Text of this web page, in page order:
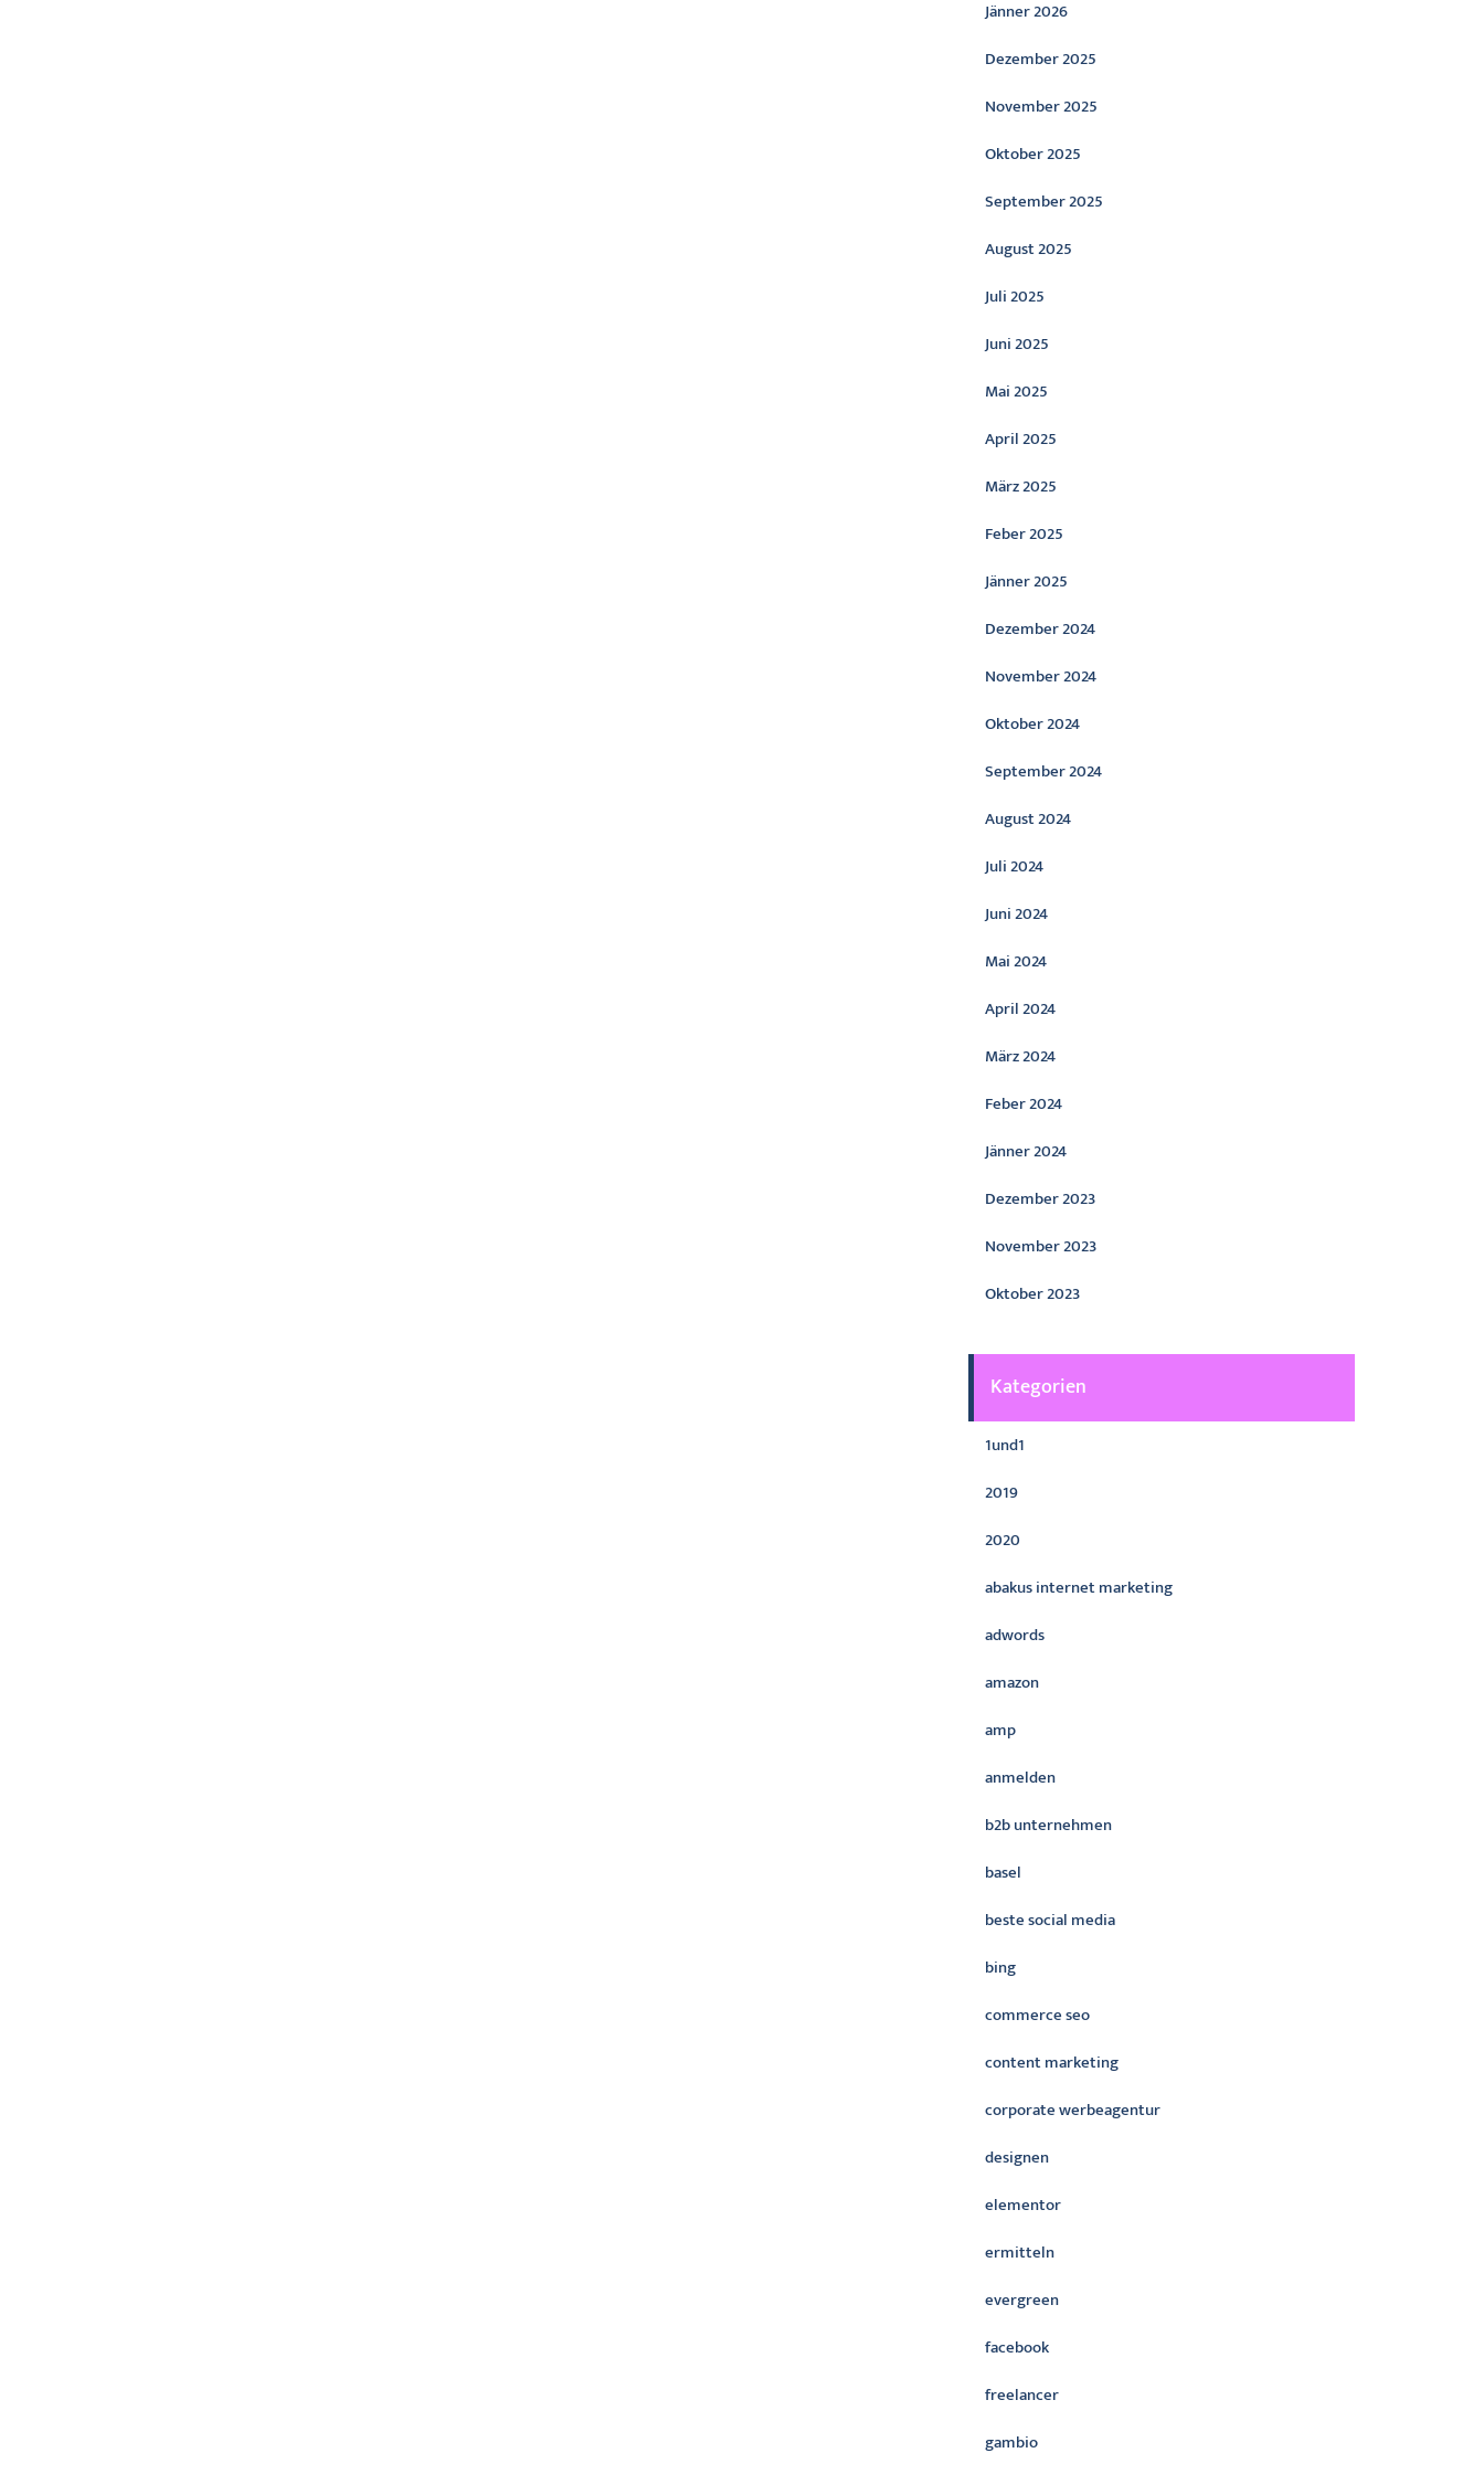
Jänner 2026
Dezember 2025
November 2025
Oktober 2025
September 2025
August 2025
Juli 2025
Juni 2025
Mai 2025
April 2025
März 2025
Feber 2025
Jänner 2025
Dezember 2024
November 2024
Oktober 2024
September 2024
August 2024
Juli 2024
Juni 2024
Mai 2024
April 2024
März 2024
Feber 2024
Jänner 2024
Dezember 2023
November 2023
Oktober 2023
Kategorien
1und1
2019
2020
abakus internet marketing
adwords
amazon
amp
anmelden
b2b unternehmen
basel
beste social media
bing
commerce seo
content marketing
corporate werbeagentur
designen
elementor
ermitteln
evergreen
facebook
freelancer
gambio